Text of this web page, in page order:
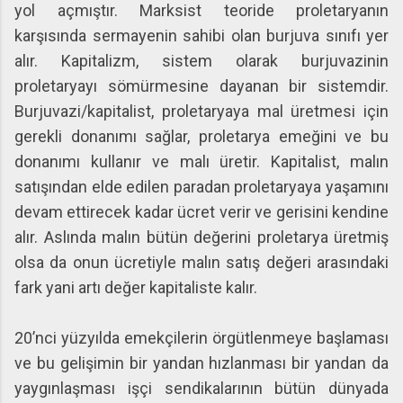
yol açmıştır. Marksist teoride proletaryanın
karşısında sermayenin sahibi olan burjuva sınıfı yer
alır. Kapitalizm, sistem olarak burjuvazinin
proletaryayı sömürmesine dayanan bir sistemdir.
Burjuvazi/kapitalist, proletaryaya mal üretmesi için
gerekli donanımı sağlar, proletarya emeğini ve bu
donanımı kullanır ve malı üretir. Kapitalist, malın
satışından elde edilen paradan proletaryaya yaşamını
devam ettirecek kadar ücret verir ve gerisini kendine
alır. Aslında malın bütün değerini proletarya üretmiş
olsa da onun ücretiyle malın satış değeri arasındaki
fark yani artı değer kapitaliste kalır.
20’nci yüzyılda emekçilerin örgütlenmeye başlaması
ve bu gelişimin bir yandan hızlanması bir yandan da
yaygınlaşması işçi sendikalarının bütün dünyada